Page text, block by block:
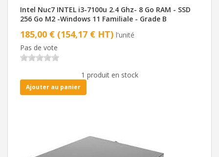
Intel Nuc7 INTEL i3-7100u 2.4 Ghz- 8 Go RAM - SSD
256 Go M2 -Windows 11 Familiale - Grade B
185,00 € (154,17 € HT) l'unité
Pas de vote
1 produit en stock
Ajouter au panier